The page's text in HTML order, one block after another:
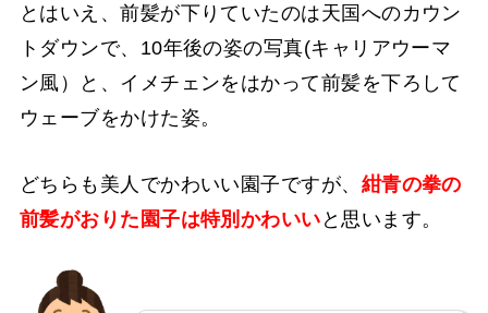
とはいえ、前髪が下りていたのは天国へのカウン
トダウンで、10年後の姿の写真(キャリアウーマ
ン風）と、イメチェンをはかって前髪を下ろして
ウェーブをかけた姿。
どちらも美人でかわいい園子ですが、 紺青の拳の
前髪がおりた園子は特別かわいい と思います。